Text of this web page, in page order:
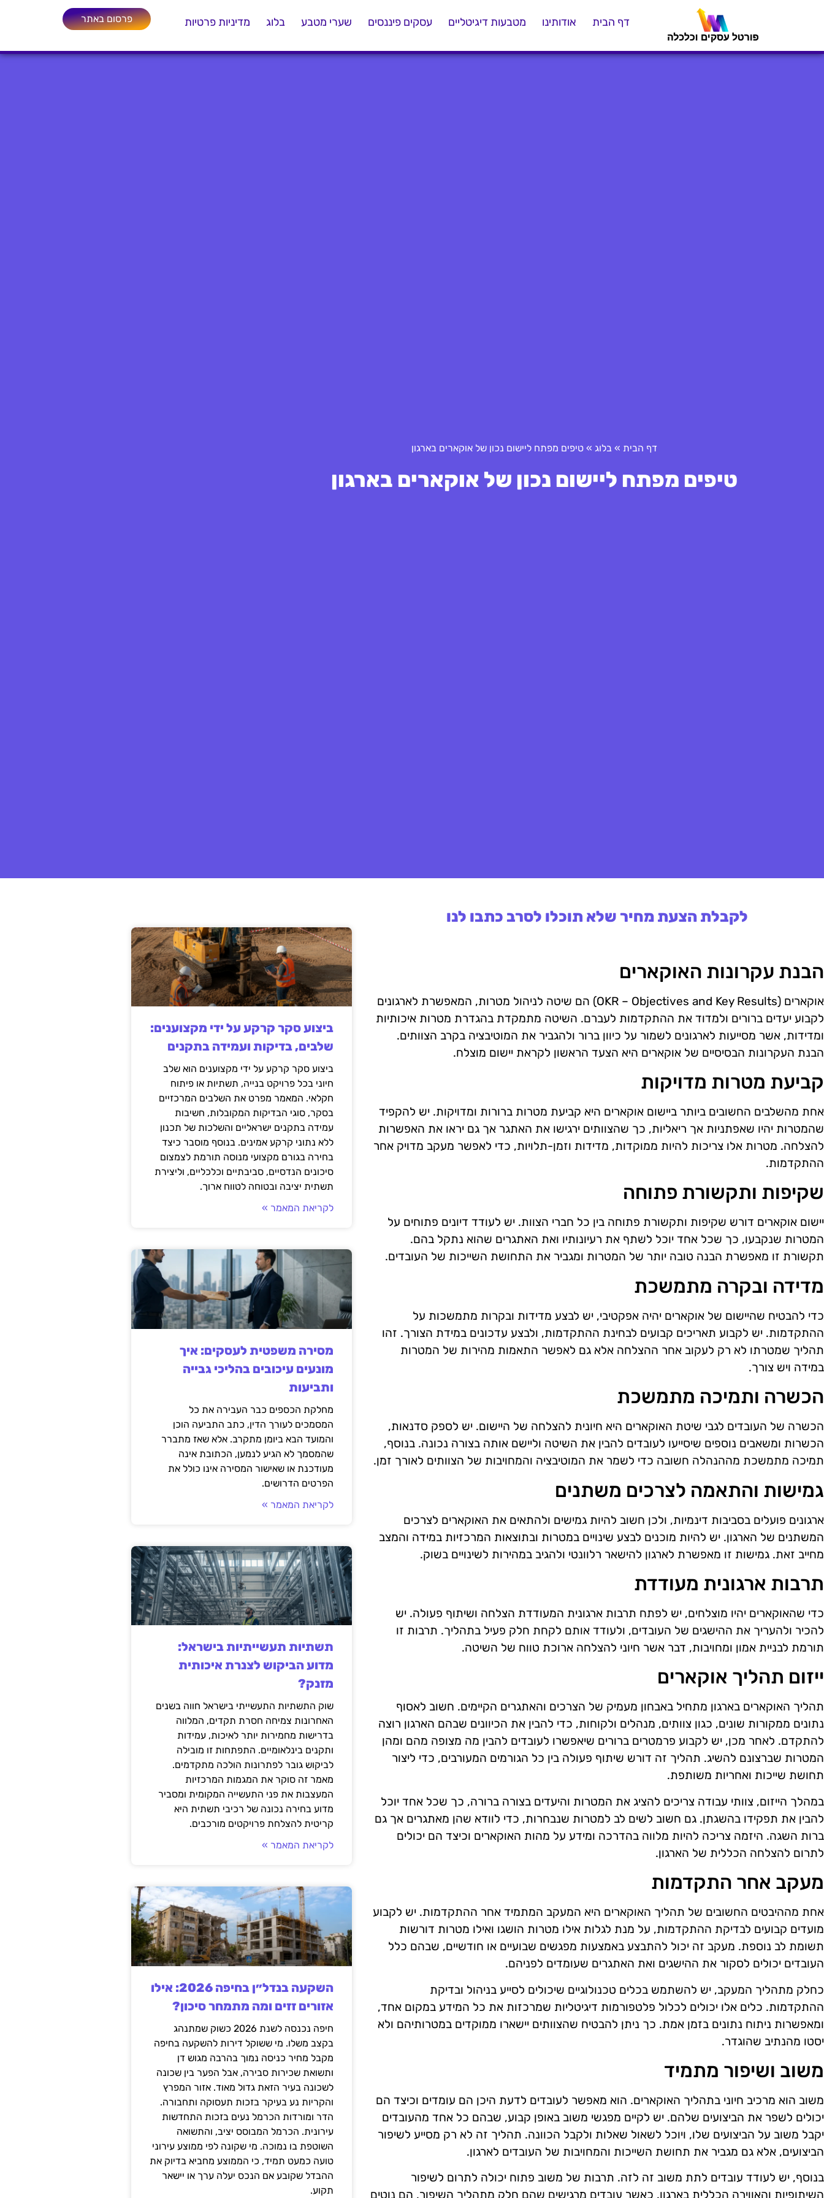
דף הבית אודותינו מטבעות דיגיטליים עסקים פיננסים שערי מטבע בלוג מדיניות פרטיות פרסום באתר
דף הבית » בלוג »טיפים מפתח ליישום נכון של אוקארים בארגון
טיפים מפתח ליישום נכון של אוקארים בארגון
לקבלת הצעת מחיר שלא תוכלו לסרב כתבו לנו
הבנת עקרונות האוקארים
אוקארים (OKR – Objectives and Key Results) הם שיטה לניהול מטרות, המאפשרת לארגונים
לקבוע יעדים ברורים ולמדוד את ההתקדמות לעברם. השיטה מתמקדת בהגדרת מטרות איכותיות
ומדידות, אשר מסייעות לארגונים לשמור על כיוון ברור ולהגביר את המוטיבציה בקרב הצוותים.
הבנת העקרונות הבסיסיים של אוקארים היא הצעד הראשון לקראת יישום מוצלח.
קביעת מטרות מדויקות
אחת מהשלבים החשובים ביותר ביישום אוקארים היא קביעת מטרות ברורות ומדויקות. יש להקפיד
שהמטרות יהיו שאפתניות אך ריאליות, כך שהצוותים ירגישו את האתגר אך גם יראו את האפשרות
להצלחה. מטרות אלו צריכות להיות ממוקדות, מדידות וזמן-תלויות, כדי לאפשר מעקב מדויק אחר
ההתקדמות.
שקיפות ותקשורת פתוחה
יישום אוקארים דורש שקיפות ותקשורת פתוחה בין כל חברי הצוות. יש לעודד דיונים פתוחים על
המטרות שנקבעו, כך שכל אחד יוכל לשתף את רעיונותיו ואת האתגרים שהוא נתקל בהם.
תקשורת זו מאפשרת הבנה טובה יותר של המטרות ומגביר את התחושת השייכות של העובדים.
מדידה ובקרה מתמשכת
כדי להבטיח שהיישום של אוקארים יהיה אפקטיבי, יש לבצע מדידות ובקרות מתמשכות על
ההתקדמות. יש לקבוע תאריכים קבועים לבחינת ההתקדמות, ולבצע עדכונים במידת הצורך. זהו
תהליך שמטרתו לא רק לעקוב אחר ההצלחה אלא גם לאפשר התאמות מהירות של המטרות
במידה ויש צורך.
הכשרה ותמיכה מתמשכת
הכשרה של העובדים לגבי שיטת האוקארים היא חיונית להצלחה של היישום. יש לספק סדנאות,
הכשרות ומשאבים נוספים שיסייעו לעובדים להבין את השיטה וליישם אותה בצורה נכונה. בנוסף,
תמיכה מתמשכת מההנהלה חשובה כדי לשמר את המוטיבציה והמחויבות של הצוותים לאורך זמן.
גמישות והתאמה לצרכים משתנים
ארגונים פועלים בסביבות דינמיות, ולכן חשוב להיות גמישים ולהתאים את האוקארים לצרכים
המשתנים של הארגון. יש להיות מוכנים לבצע שינויים במטרות ובתוצאות המרכזיות במידה והמצב
מחייב זאת. גמישות זו מאפשרת לארגון להישאר רלוונטי ולהגיב במהירות לשינויים בשוק.
תרבות ארגונית מעודדת
כדי שהאוקארים יהיו מוצלחים, יש לפתח תרבות ארגונית המעודדת הצלחה ושיתוף פעולה. יש
להכיר ולהעריך את ההישגים של העובדים, ולעודד אותם לקחת חלק פעיל בתהליך. תרבות זו
תורמת לבניית אמון ומחויבות, דבר אשר חיוני להצלחה ארוכת טווח של השיטה.
ייזום תהליך אוקארים
תהליך האוקארים בארגון מתחיל באבחון מעמיק של הצרכים והאתגרים הקיימים. חשוב לאסוף
נתונים ממקורות שונים, כגון צוותים, מנהלים ולקוחות, כדי להבין את הכיוונים שבהם הארגון רוצה
להתקדם. לאחר מכן, יש לקבוע פרמטרים ברורים שיאפשרו לעובדים להבין מה מצופה מהם ומהן
המטרות שברצונם להשיג. תהליך זה דורש שיתוף פעולה בין כל הגורמים המעורבים, כדי ליצור
תחושת שייכות ואחריות משותפת.
במהלך הייזום, צוותי עבודה צריכים להציג את המטרות והיעדים בצורה ברורה, כך שכל אחד יוכל
להבין את תפקידו בהשגתן. גם חשוב לשים לב למטרות שנבחרות, כדי לוודא שהן מאתגרים אך גם
ברות השגה. היזמה צריכה להיות מלווה בהדרכה ומידע על מהות האוקארים וכיצד הם יכולים
לתרום להצלחה הכללית של הארגון.
מעקב אחר התקדמות
אחת מההיבטים החשובים של תהליך האוקארים היא המעקב המתמיד אחר ההתקדמות. יש לקבוע
מועדים קבועים לבדיקת ההתקדמות, על מנת לגלות אילו מטרות הושגו ואילו מטרות דורשות
תשומת לב נוספת. מעקב זה יכול להתבצע באמצעות מפגשים שבועיים או חודשיים, שבהם כלל
העובדים יכולים לסקור את ההישגים ואת האתגרים שעומדים לפניהם.
כחלק מתהליך המעקב, יש להשתמש בכלים טכנולוגיים שיכולים לסייע בניהול ובדיקת
ההתקדמות. כלים אלו יכולים לכלול פלטפורמות דיגיטליות שמרכזות את כל המידע במקום אחד,
ומאפשרות ניתוח נתונים בזמן אמת. כך ניתן להבטיח שהצוותים יישארו ממוקדים במטרותיהם ולא
יסטו מהנתיב שהוגדר.
משוב ושיפור מתמיד
משוב הוא מרכיב חיוני בתהליך האוקארים. הוא מאפשר לעובדים לדעת היכן הם עומדים וכיצד הם
יכולים לשפר את הביצועים שלהם. יש לקיים מפגשי משוב באופן קבוע, שבהם כל אחד מהעובדים
יקבל משוב על הביצועים שלו, ויוכל לשאול שאלות ולקבל הכוונה. תהליך זה לא רק מסייע לשיפור
הביצועים, אלא גם מגביר את תחושת השייכות והמחויבות של העובדים לארגון.
בנוסף, יש לעודד עובדים לתת משוב זה לזה. תרבות של משוב פתוח יכולה לתרום לשיפור
השיתופיות והאווירה הכללית בארגון. כאשר עובדים מרגישים שהם חלק מתהליך השיפור, הם נוטים
ביצוע סקר קרקע על ידי מקצוענים:
שלבים, בדיקות ועמידה בתקנים
ביצוע סקר קרקע על ידי מקצוענים הוא שלב
חיוני בכל פרויקט בנייה, תשתיות או פיתוח
חקלאי. המאמר מפרט את השלבים המרכזיים
בסקר, סוגי הבדיקות המקובלות, חשיבות
עמידה בתקנים ישראליים והשלכות של תכנון
ללא נתוני קרקע אמינים. בנוסף מוסבר כיצד
בחירה בגורם מקצועי מנוסה תורמת לצמצום
סיכונים הנדסיים, סביבתיים וכלכליים, וליצירת
תשתית יציבה ובטוחה לטווח ארוך.
לקריאת המאמר »
מסירה משפטית לעסקים: איך
מונעים עיכובים בהליכי גבייה
ותביעות
מחלקת הכספים כבר העבירה את כל
המסמכים לעורך הדין, כתב התביעה הוכן
והמועד הבא ביומן מתקרב. אלא שאז מתברר
שהמסמך לא הגיע לנמען, הכתובת אינה
מעודכנת או שאישור המסירה אינו כולל את
הפרטים הדרושים.
לקריאת המאמר »
תשתיות תעשייתיות בישראל:
מדוע הביקוש לצנרת איכותית
מזנק?
שוק התשתיות התעשייתי בישראל חווה בשנים
האחרונות צמיחה חסרת תקדים, המלווה
בדרישות מחמירות יותר לאיכות, עמידות
ותקנים בינלאומיים. התפתחות זו מובילה
לביקוש גובר לפתרונות הולכה מתקדמים.
מאמר זה סוקר את המגמות המרכזיות
המעצבות את פני התעשייה המקומית ומסביר
מדוע בחירה נכונה של רכיבי תשתית היא
קריטית להצלחת פרויקטים מורכבים.
לקריאת המאמר »
השקעה בנדל״ן בחיפה 2026: אילו
אזורים זזים ומה מתמחר סיכון?
חיפה נכנסה לשנת 2026 כשוק שמתנהג
בקצב משלו. מי ששוקל דירות להשקעה בחיפה
מקבל מחיר כניסה נמוך בהרבה מגוש דן
ותשואת שכירות סבירה, אבל הפער בין שכונה
לשכונה בעיר הזאת גדול מאוד. אזור המפרץ
והקריות נע בעיקר בזכות תעסוקה ותחבורה.
הדר ומורדות הכרמל נעים בזכות התחדשות
עירונית. הכרמל המבוסס יציב, והתשואה
השוטפת בו נמוכה. מי שקונה לפי ממוצע עירוני
טועה כמעט תמיד, כי הממוצע מחביא בדיוק את
ההבדל שקובע אם הנכס יעלה ערך או יישאר
תקוע.